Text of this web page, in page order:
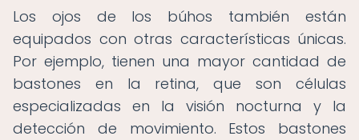
Los ojos de los búhos también están
equipados con otras características únicas.
Por ejemplo, tienen una mayor cantidad de
bastones en la retina, que son células
especializadas en la visión nocturna y la
detección de movimiento. Estos bastones